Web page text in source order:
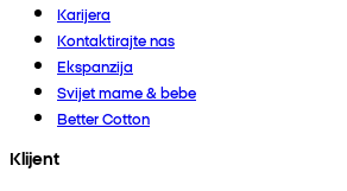
Karijera
Kontaktirajte nas
Ekspanzija
Svijet mame & bebe
Better Cotton
Klijent